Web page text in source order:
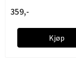
359,-
Kjøp